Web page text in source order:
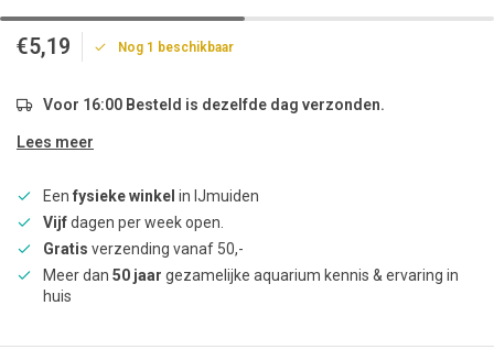
€5,19 Nog 1 beschikbaar
Voor 16:00 Besteld is dezelfde dag verzonden.
Lees meer
Een fysieke winkel in IJmuiden
Vijfdagen per week open.
Gratis verzending vanaf 50,-
Meer dan 50 jaar gezamelijke aquarium kennis & ervaring in
huis